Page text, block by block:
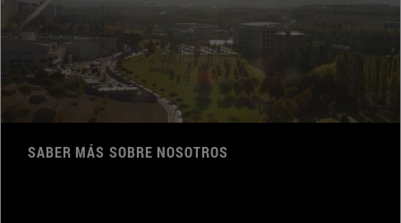
SABER MÁS SOBRE NOSOTROS